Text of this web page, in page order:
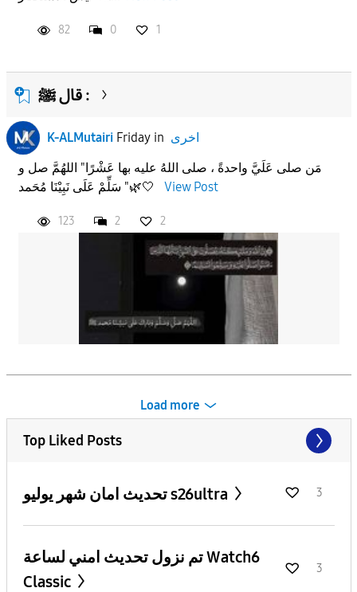
82 0 1
قال ﷺ :
K-ALMutairi Fridayin اخرى
مَن صلى عَلَيَّ واحدةً ، صلى اللهُ عليه بها عَشْرًا" اللهُمَّ صل و
سَلِّمْ عَلَى نَبِيْنَا مُحَمد "🌿🤍 View Post
123 2 2
Load more
Top Liked Posts
تحديث امان شهر يوليو s26ultra 3
تم نزول تحديث امني لساعة Watch6
Classic
3